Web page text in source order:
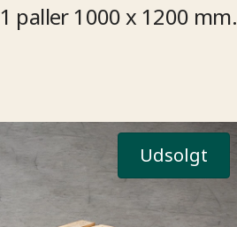
Udsolgt